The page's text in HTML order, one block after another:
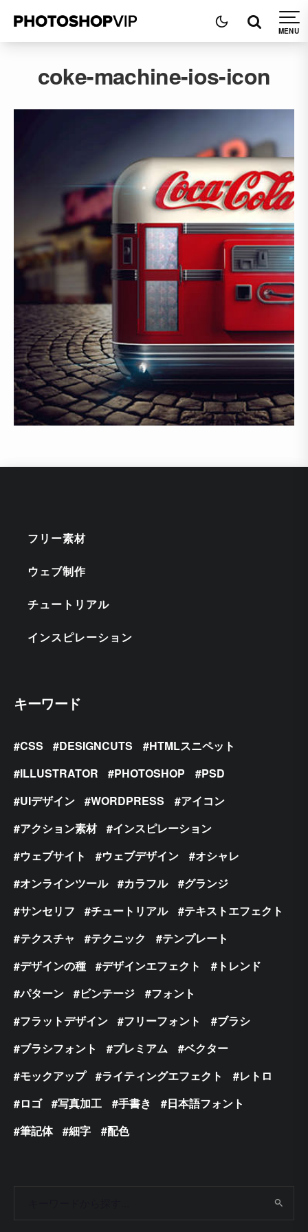
coke-machine-ios-icon
フリー素材
ウェブ制作
チュートリアル
インスピレーション
キーワード
CSS DESIGNCUTS
HTMLスニペット
ILLUSTRATOR
PHOTOSHOP
PSD
UIデザイン
WORDPRESS
アイコン
アクション素材
インスピレーション
ウェブサイト
ウェブデザイン
オシャレ
オンラインツール
カラフル
グランジ
サンセリフ
チュートリアル
テキストエフェクト
テクスチャ
テクニック
テンプレート
デザインの種
デザインエフェクト
トレンド
パターン
ビンテージ
フォント
フラットデザイン
フリーフォント
ブラシ
ブラシフォント
プレミアム
ベクター
モックアップ
ライティングエフェクト
レトロ
ロゴ
写真加工 手書き
日本語フォント
筆記体
細字 配色